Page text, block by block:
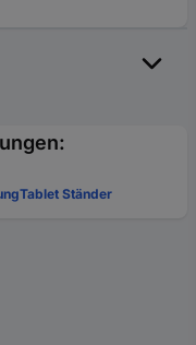
Tablet Ständer